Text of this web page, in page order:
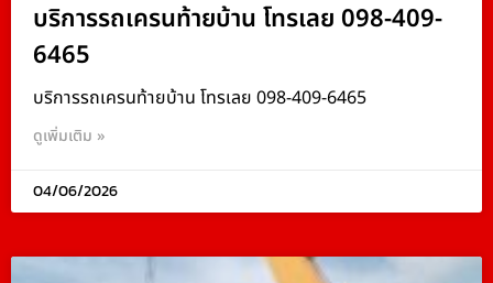
บริการรถเครนท้ายบ้าน โทรเลย 098-409-
6465
บริการรถเครนท้ายบ้าน โทรเลย 098-409-6465
ดูเพิ่มเติม »
04/06/2026